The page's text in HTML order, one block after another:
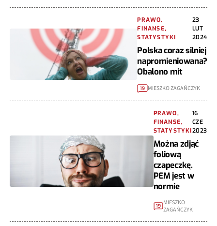
PRAWO,
FINANSE,
STATYSTYKI
23
LUT
2024
Polska coraz silniej
napromieniowana?
Obalono mit
19 MIESZKO ZAGAŃCZYK
PRAWO,
FINANSE,
STATYSTYKI
16
CZE
2023
Można zdjąć
foliową
czapeczkę.
PEM jest w
normie
19 MIESZKO
ZAGAŃCZYK